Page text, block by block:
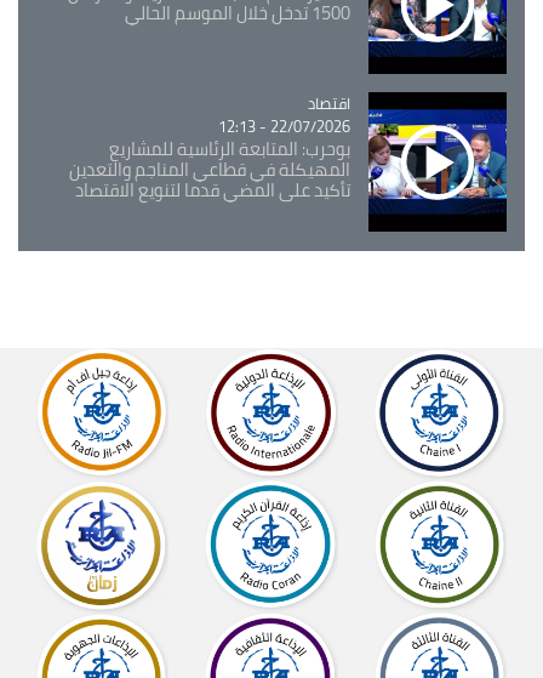
1500 تدخل خلال الموسم الحالي
Catégorie
اقتصاد
22/07/2026 - 12:13
بوحرب: المتابعة الرئاسية للمشاريع
المهيكلة في قطاعي المناجم والتعدين
تأكيد على المضي قدما لتنويع الاقتصاد